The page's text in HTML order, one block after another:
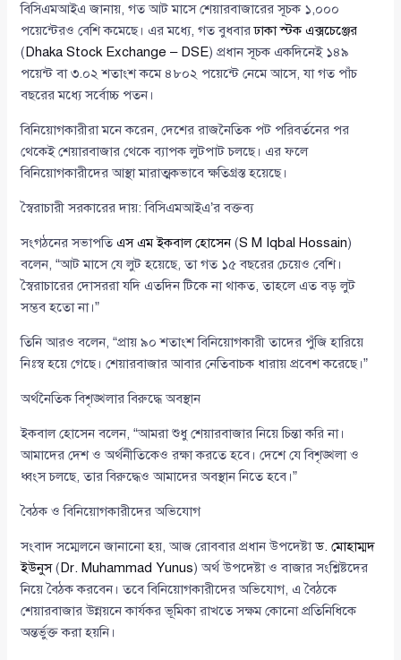
বিসিএমআইএ জানায়, গত আট মাসে শেয়ারবাজারের সূচক ১,০০০
পয়েন্টেরও বেশি কমেছে। এর মধ্যে, গত বুধবারঢাকা স্টক এক্সচেঞ্জের
(Dhaka Stock Exchange – DSE) প্রধান সূচক একদিনেই ১৪৯
পয়েন্ট বা ৩.০২ শতাংশ কমে ৪৮০২ পয়েন্টে নেমে আসে, যা গত পাঁচ
বছরের মধ্যে সর্বোচ্চ পতন।
বিনিয়োগকারীরা মনে করেন, দেশের রাজনৈতিক পট পরিবর্তনের পর
থেকেই শেয়ারবাজার থেকে ব্যাপক লুটপাট চলছে। এর ফলে
বিনিয়োগকারীদের আস্থা মারাত্মকভাবে ক্ষতিগ্রস্ত হয়েছে।
স্বৈরাচারী সরকারের দায়: বিসিএমআইএ’র বক্তব্য
সংগঠনের সভাপতিএস এম ইকবাল হোসেন(S M Iqbal Hossain)
বলেন, “আট মাসে যে লুট হয়েছে, তা গত ১৫ বছরের চেয়েও বেশি।
স্বৈরাচারের দোসররা যদি এতদিন টিকে না থাকত, তাহলে এত বড় লুট
সম্ভব হতো না।”
তিনি আরও বলেন, “প্রায় ৯০ শতাংশ বিনিয়োগকারী তাদের পুঁজি হারিয়ে
নিঃস্ব হয়ে গেছে। শেয়ারবাজার আবার নেতিবাচক ধারায় প্রবেশ করেছে।”
অর্থনৈতিক বিশৃঙ্খলার বিরুদ্ধে অবস্থান
ইকবাল হোসেন বলেন, “আমরা শুধু শেয়ারবাজার নিয়ে চিন্তা করি না।
আমাদের দেশ ও অর্থনীতিকেও রক্ষা করতে হবে। দেশে যে বিশৃঙ্খলা ও
ধ্বংস চলছে, তার বিরুদ্ধেও আমাদের অবস্থান নিতে হবে।”
বৈঠক ও বিনিয়োগকারীদের অভিযোগ
সংবাদ সম্মেলনে জানানো হয়, আজ রোববার প্রধান উপদেষ্টাড. মোহাম্মদ
ইউনুস(Dr. Muhammad Yunus) অর্থ উপদেষ্টা ও বাজার সংশ্লিষ্টদের
নিয়ে বৈঠক করবেন। তবে বিনিয়োগকারীদের অভিযোগ, এ বৈঠকে
শেয়ারবাজার উন্নয়নে কার্যকর ভূমিকা রাখতে সক্ষম কোনো প্রতিনিধিকে
অন্তর্ভুক্ত করা হয়নি।